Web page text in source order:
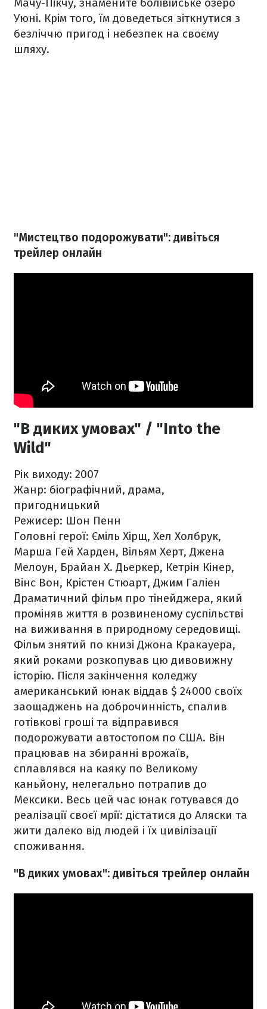
Мачу-Пікчу, знамените болівійське озеро
Уюні. Крім того, їм доведеться зіткнутися з
безліччю пригод і небезпек на своєму
шляху.
"Мистецтво подорожувати": дивіться
трейлер онлайн
"В диких умовах" / "Into the
Wild"
Рік виходу: 2007
Жанр: біографічний, драма,
пригодницький
Режисер: Шон Пенн
Головні герої: Єміль Хірщ, Хел Холбрук,
Марша Гей Харден, Вільям Херт, Джена
Мелоун, Брайан Х. Дьеркер, Кетрін Кінер,
Вінс Вон, Крістен Стюарт, Джим Галіен
Драматичний фільм про тінейджера, який
проміняв життя в розвиненому суспільстві
на виживання в природному середовищі.
Фільм знятий по книзі Джона Кракауера,
який роками розкопував цю дивовижну
історію. Після закінчення коледжу
американський юнак віддав $ 24000 своїх
заощаджень на доброчинність, спалив
готівкові гроші та відправився
подорожувати автостопом по США. Він
працював на збиранні врожаїв,
сплавлявся на каяку по Великому
каньйону, нелегально потрапив до
Мексики. Весь цей час юнак готувався до
реалізації своєї мрії: дістатися до Аляски та
жити далеко від людей і їх цивілізації
споживання.
"В диких умовах": дивіться трейлер онлайн